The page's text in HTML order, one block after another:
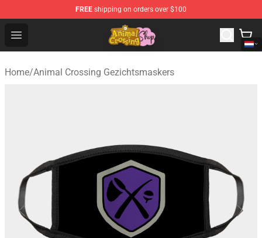
FREE shipping on orders over $100
Open menu
Animal Crossing Shop - Official Animal Crossing
Home/Animal Crossing Gezichtsmaskers